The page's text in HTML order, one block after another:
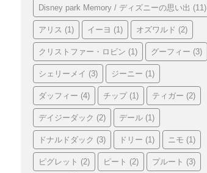
Disney park Memory / ディズニーの思い出 (11)
アリス (1) イーヨ (1) オズワルド (2)
クリストファー・ロビン (1) グーフィー (3)
シェリーメイ (3) ジーニー (1)
ダッフィー (4) チップ(1) ティガー (2)
デイジーダック (2) デール (1)
ドナルドダック (3) ドリー (1) ニモ (1)
ピグレット (2) ピート (2) プルート (3)